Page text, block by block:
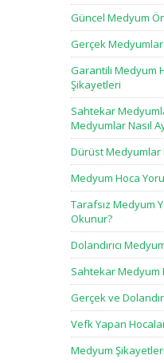
Güncel Medyum
Gerçek Medyumlar
Garantili Medyum
Şikayetleri
Sahtekar
Medyumlar Nasıl
Dürüst
Medyum Hoca
Tarafsız Medyum
Okunur?
Dolandırıcı
Sahtekar Medyum
Gerçek ve
Vefk Yapan
Medyum